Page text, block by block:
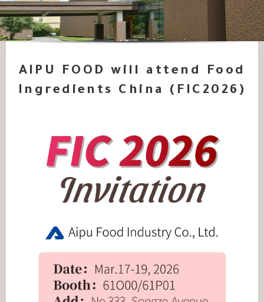
AIPU FOOD will attend Food
Ingredients China (FIC2026)